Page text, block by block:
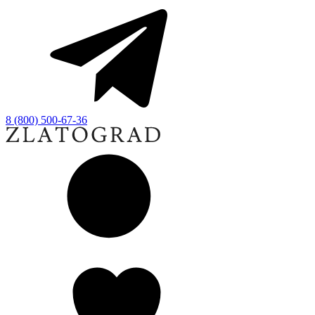
8 (800) 500-67-36